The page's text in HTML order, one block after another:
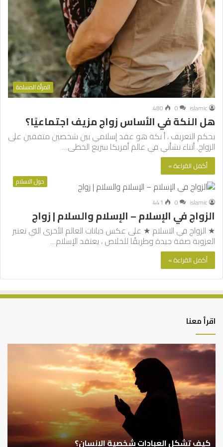
المرأة المسلمة
islamic
0
480
هل النكة في الأساس زواج مزيف اجتماعيًا؟
بحكم التعريف ، أ نكة هو عقد إسلامي بين شخصين متفقين على
الزواج. أثناء نشأتي في عالم أمريكا سريع الخطى…
أكمل القراءة »
حول الاسلام
islamic
0
441
الزواج في الإسلام – الإسلام والسلام | زواج
★ الزواج في الاسلام ★ على عكس ديانات العالم الأخرى التي تعتبر
العزوبة صفة جيدة وطريقًا للخلاص ، يعتقد الإسلام…
أكمل القراءة »
اقرأ معنا
أهم
استجابة
الدعاء
أهم أسباب عدم استجابة الدعاء
بن